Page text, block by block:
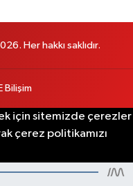
Her hakkı saklıdır.
Bilişim
için sitemizde çerezler
çerez politikamızı